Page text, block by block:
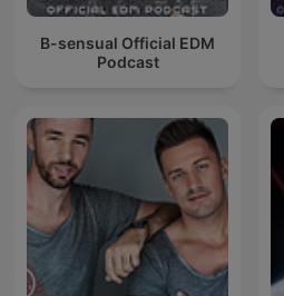
B-sensual Official EDM
Podcast